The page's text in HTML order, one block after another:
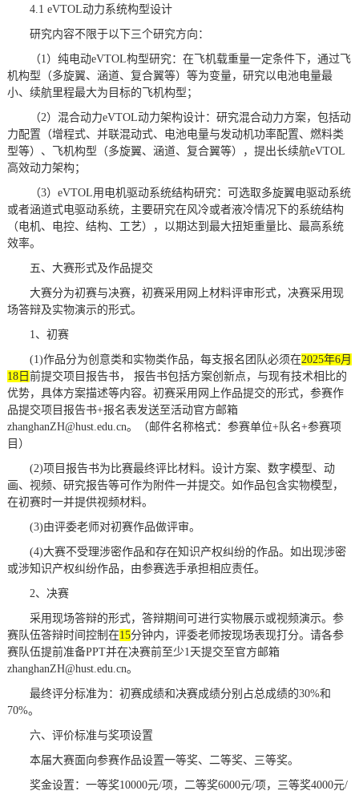
4.1 eVTOL动力系统构型设计
研究内容不限于以下三个研究方向：
（1）纯电动eVTOL构型研究：在飞机载重量一定条件下，通过飞
机构型（多旋翼、涵道、复合翼等）等为变量，研究以电池电量最
小、续航里程最大为目标的飞机构型；
（2）混合动力eVTOL动力架构设计：研究混合动力方案，包括动
力配置（增程式、并联混动式、电池电量与发动机功率配置、燃料类
型等）、飞机构型（多旋翼、涵道、复合翼等），提出长续航eVTOL
高效动力架构；
（3）eVTOL用电机驱动系统结构研究：可选取多旋翼电驱动系统
或者涵道式电驱动系统，主要研究在风冷或者液冷情况下的系统结构
（电机、电控、结构、工艺），以期达到最大扭矩重量比、最高系统
效率。
五、大赛形式及作品提交
大赛分为初赛与决赛，初赛采用网上材料评审形式，决赛采用现
场答辩及实物演示的形式。
1、初赛
(1)作品分为创意类和实物类作品，每支报名团队必须在2025年6月
18日 前提交项目报告书， 报告书包括方案创新点，与现有技术相比的
优势，具体方案描述等内容。初赛采用网上作品提交的形式，参赛作
品提交项目报告书+报名表发送至活动官方邮箱
zhanghanZH@hust.edu.cn。（邮件名称格式：参赛单位+队名+参赛项
目）
(2)项目报告书为比赛最终评比材料。设计方案、数字模型、动
画、视频、研究报告等可作为附件一并提交。如作品包含实物模型，
在初赛时一并提供视频材料。
(3)由评委老师对初赛作品做评审。
(4)大赛不受理涉密作品和存在知识产权纠纷的作品。如出现涉密
或涉知识产权纠纷作品，由参赛选手承担相应责任。
2、决赛
采用现场答辩的形式，答辩期间可进行实物展示或视频演示。参
赛队伍答辩时间控制在15分钟内，评委老师按现场表现打分。请各参
赛队伍提前准备PPT并在决赛前至少1天提交至官方邮箱
zhanghanZH@hust.edu.cn。
最终评分标准为：初赛成绩和决赛成绩分别占总成绩的30%和
70%。
六、评价标准与奖项设置
本届大赛面向参赛作品设置一等奖、二等奖、三等奖。
奖金设置：一等奖10000元/项，二等奖6000元/项，三等奖4000元/